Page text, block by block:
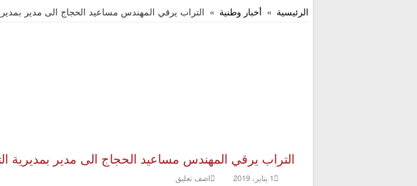
الرئيسية » أخبار وطنية » التراب يرقي المهندس مساعيد الحجاج الى مدير
التراب يرقي المهندس مساعيد الحجاج الى مدير بمديرية
1 يناير، 2019 اضف تعليق